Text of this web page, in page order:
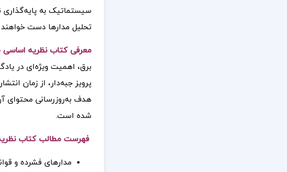
سیستماتیک به پایه‌گذاری
تحلیل مدارها دست
معرفی کتابنظریه اساسی
برق، اهمیت ویژه‌ای در
هدف به‌روزرسانی محتوای
شده است.
فهرست مطالب کتاب
مدارهای فشرده و